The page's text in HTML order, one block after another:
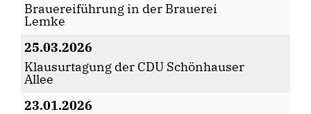
Brauereiführung in der Brauerei
Lemke
25.03.2026
Klausurtagung der CDU Schönhauser
Allee
23.01.2026